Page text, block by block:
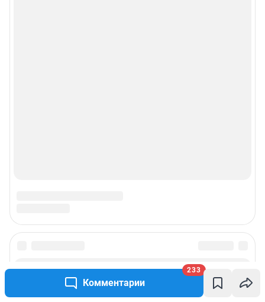
Комментарии
233